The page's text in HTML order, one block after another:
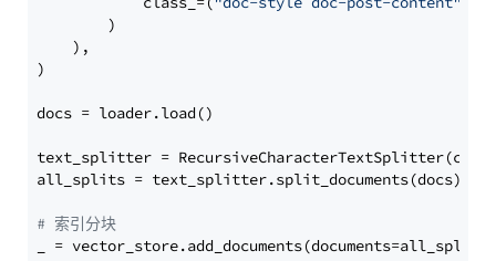
        )
    ),
)
docs = loader.load()
text_splitter =
all_splits = text_splitter.split_documents(docs)
# 索引分块
_ = vector_store.add_documents(documents=all_splits)